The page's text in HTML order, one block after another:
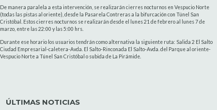
De manera paralela a esta intervención, se realizarán cierres nocturnos en Vespucio Norte
(todas las pistas al oriente), desde la Pasarela Contreras a la bifurcación con Túnel San
Cristóbal. Estos cierres nocturnos se realizarán desde el lunes 21 de febrero al lunes 7 de
marzo, entre las 22:00 y las 5:00 hrs.
Durante ese horario los usuarios tendrán como alternativa la siguiente ruta: Salida 2 El Salto
Ciudad Empresarial-caletera-Avda. El Salto-Rinconada El Salto-Avda. del Parque al oriente-
Vespucio Norte a Túnel San Cristóbal o subida de La Pirámide.
ÚLTIMAS NOTICIAS